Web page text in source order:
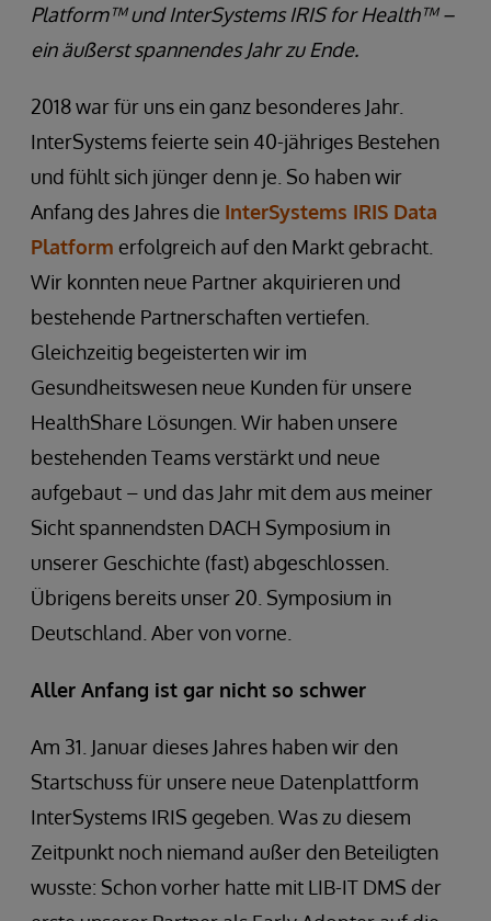
Platform™ und InterSystems IRIS for Health™ –
ein äußerst spannendes Jahr zu Ende.
2018 war für uns ein ganz besonderes Jahr.
InterSystems feierte sein 40-jähriges Bestehen
und fühlt sich jünger denn je. So haben wir
Anfang des Jahres die InterSystems IRIS Data
Platform erfolgreich auf den Markt gebracht.
Wir konnten neue Partner akquirieren und
bestehende Partnerschaften vertiefen.
Gleichzeitig begeisterten wir im
Gesundheitswesen neue Kunden für unsere
HealthShare Lösungen. Wir haben unsere
bestehenden Teams verstärkt und neue
aufgebaut – und das Jahr mit dem aus meiner
Sicht spannendsten DACH Symposium in
unserer Geschichte (fast) abgeschlossen.
Übrigens bereits unser 20. Symposium in
Deutschland. Aber von vorne.
Aller Anfang ist gar nicht so schwer
Am 31. Januar dieses Jahres haben wir den
Startschuss für unsere neue Datenplattform
InterSystems IRIS gegeben. Was zu diesem
Zeitpunkt noch niemand außer den Beteiligten
wusste: Schon vorher hatte mit LIB-IT DMS der